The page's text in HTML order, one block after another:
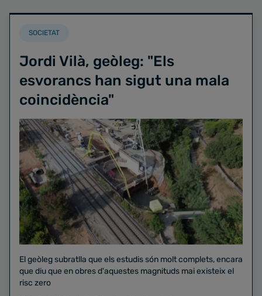
SOCIETAT
Jordi Vilà, geòleg: "Els
esvorancs han sigut una mala
coincidència"
El geòleg subratlla que els estudis són molt complets, encara
que diu que en obres d'aquestes magnituds mai existeix el
risc zero